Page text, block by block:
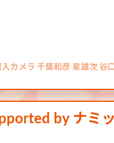
カメラ 千葉和彦 星雄次 谷
by ナミ